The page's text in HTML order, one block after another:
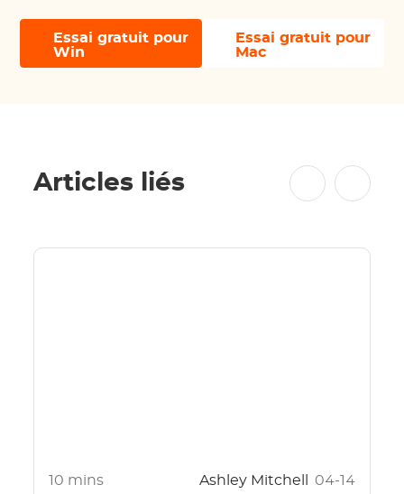
Essai gratuit pour
Win
Essai gratuit pour
Mac
Articles liés
10 mins Ashley Mitchell 04-14